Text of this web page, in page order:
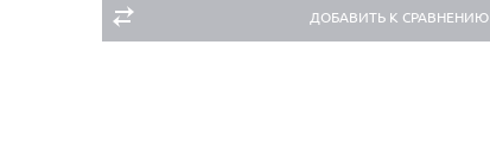
ДОБАВИТЬ К СРАВНЕНИЮ